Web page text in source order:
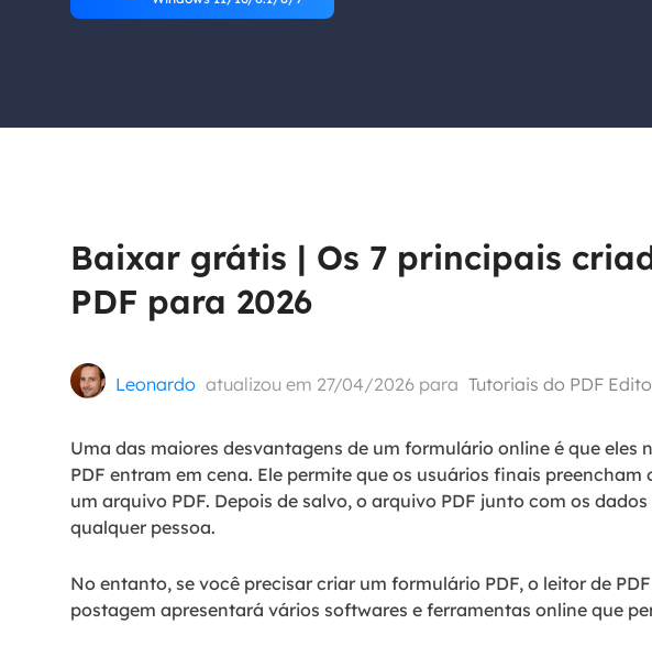
Email Recovery
Baixar grátis | Os 7 principais
PDF para 2026
Leonardo atualizou em 27/04/2026 para Tutoriais do PDF
Uma das maiores desvantagens de um formulário online é que
PDF entram em cena. Ele permite que os usuários finais
um arquivo PDF. Depois de salvo, o arquivo PDF junto com os
qualquer pessoa.
No entanto, se você precisar criar um formulário PDF, o leitor de
postagem apresentará vários softwares e ferramentas online que